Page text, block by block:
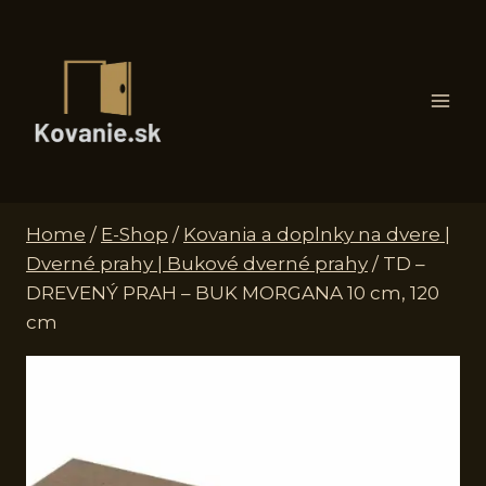
Home / E-Shop / Kovania a doplnky na dvere |
Dverné prahy | Bukové dverné prahy / TD –
DREVENÝ PRAH – BUK MORGANA 10 cm, 120
cm